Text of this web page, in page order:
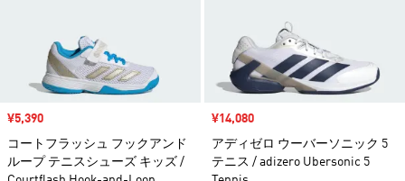
セール価格
¥5,390
コートフラッシュ フックアンド
ループ テニスシューズ キッズ /
セール価格
¥14,080
アディゼロ ウーバーソニック 5
テニス / adizero Ubersonic 5